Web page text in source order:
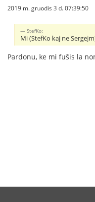
2019 m. gruodis 3 d. 07:39:50
StefKo:
Mi (StefKo kaj ne
Pardonu, ke mi fuŝis la